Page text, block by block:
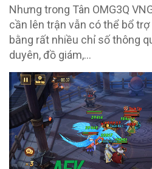
Nhưng trong Tân OMG3Q
cần lên trận vẫn có thể bổ
bằng rất nhiều chỉ số thông
duyên, đồ giám,…